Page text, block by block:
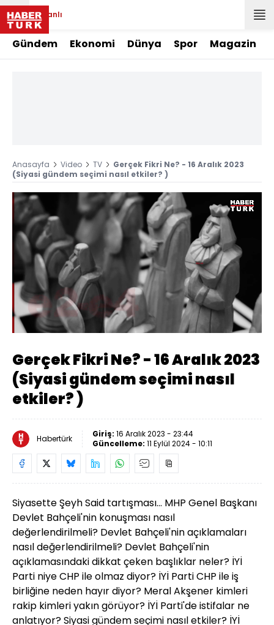
Canlı
Gündem Ekonomi Dünya Spor Magazin
Anasayfa Video TV
Gerçek Fikri Ne? - 16 Aralık 2023
(Siyasi gündem seçimi nasıl etkiler? )
Sesi
Aç
Yüklendi
0.65%
Oynatma
Hızı
Gerçek Fikri Ne? - 16 Aralık 2023
(Siyasi gündem seçimi nasıl
etkiler? )
Habertürk Giriş: 16 Aralık 2023 - 23:44
Güncelleme: 11 Eylül 2024 - 10:11
Siyasette Şeyh Said tartışması... MHP Genel Başkanı
Devlet Bahçeli'nin konuşması nasıl
değerlendirilmeli? Devlet Bahçeli'nin açıklamaları
nasıl değerlendirilmeli? Devlet Bahçeli'nin
açıklamasındaki dikkat çeken başlıklar neler? İYİ
Parti niye CHP ile olmaz diyor? İYİ Parti CHP ile iş
birliğine neden hayır diyor? Meral Akşener kimleri
rakip kimleri yakın görüyor? İYİ Parti'de istifalar ne
anlatıyor? Siyasi gündem seçimi nasıl etkiler? İYİ